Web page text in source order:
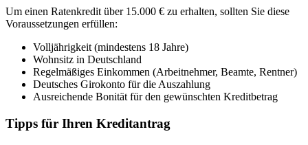
Um einen Ratenkredit über 15.000 € zu erhalten, sollten Sie diese
Voraussetzungen erfüllen:
Volljährigkeit (mindestens 18 Jahre)
Wohnsitz in Deutschland
Regelmäßiges Einkommen (Arbeitnehmer, Beamte, Rentner)
Deutsches Girokonto für die Auszahlung
Ausreichende Bonität für den gewünschten Kreditbetrag
Tipps für Ihren Kreditantrag